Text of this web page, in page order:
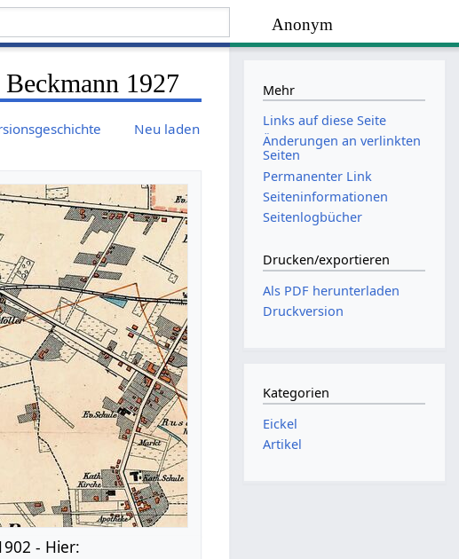
Anonym
1927
Neu laden
- Hier:
Mehr
Links auf diese Seite
Änderungen an verlinkten
Seiten
Permanenter Link
Seiten­­informationen
Seitenlogbücher
Drucken/­exportieren
Als PDF herunterladen
Druckversion
Kategorien
Eickel
Artikel